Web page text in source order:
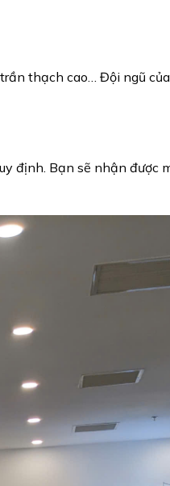
thạch cao… Đội ngũ
định. Bạn sẽ nhận được